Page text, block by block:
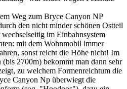
Weg zum Bryce Canyon NP
den nicht minder schönen Ostteil
im Einbahnsystem
mit dem Wohnmobil immer
sonst reicht die Höhe nicht! Im
2700m) bekommt man dann sehr
zu welchem Formenreichtum die
Canyon Np überwiegt die